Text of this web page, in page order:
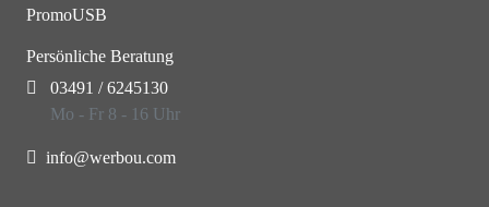
PromoUSB
Persönliche Beratung
03491 / 6245130
Mo - Fr 8 - 16 Uhr
info@werbou.com